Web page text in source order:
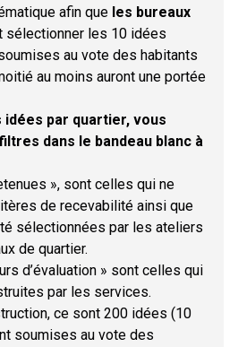
afin que les bureaux
sélectionner les 10 idées
au vote des habitants
au moins auront une portée
par quartier, vous
dans le bandeau blanc à
», sont celles qui ne
de recevabilité ainsi que
sélectionnées par les ateliers
de quartier.
d’évaluation » sont celles qui
par les services.
ce sont 200 idées (10
soumises au vote des